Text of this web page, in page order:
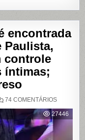
encontrada
Paulista,
controle
íntimas;
74 COMENTÁRIOSEM
DE
20
ANOS
27446